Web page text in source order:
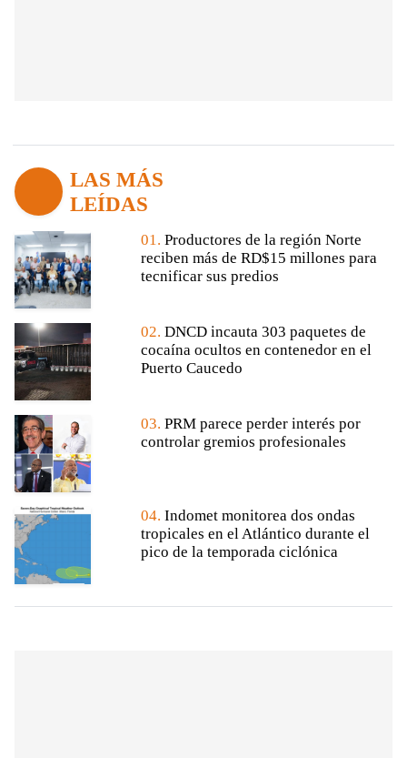
LAS MÁS
LEÍDAS
01. Productores de la región Norte
reciben más de RD$15 millones para
tecnificar sus predios
02. DNCD incauta 303 paquetes de
cocaína ocultos en contenedor en el
Puerto Caucedo
03. PRM parece perder interés por
controlar gremios profesionales
04. Indomet monitorea dos ondas
tropicales en el Atlántico durante el
pico de la temporada ciclónica